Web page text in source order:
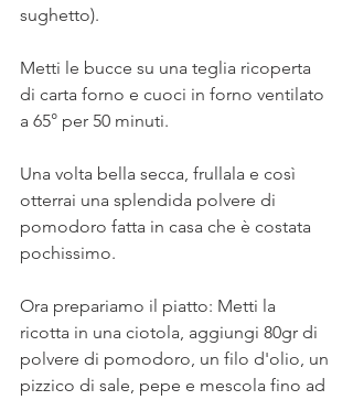
sughetto).
Metti le bucce su una teglia ricoperta
di carta forno e cuoci in forno ventilato
a 65° per 50 minuti.
Una volta bella secca, frullala e così
otterrai una splendida polvere di
pomodoro fatta in casa che è costata
pochissimo.
Ora prepariamo il piatto: Metti la
ricotta in una ciotola, aggiungi 80gr di
polvere di pomodoro, un filo d'olio, un
pizzico di sale, pepe e mescola fino ad